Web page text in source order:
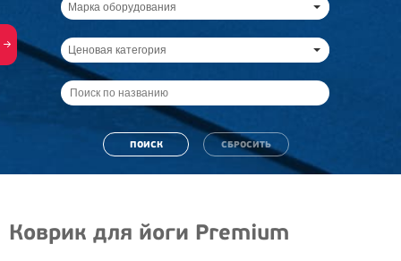
Марка оборудования
Ценовая категория
Коврик для йоги Premium